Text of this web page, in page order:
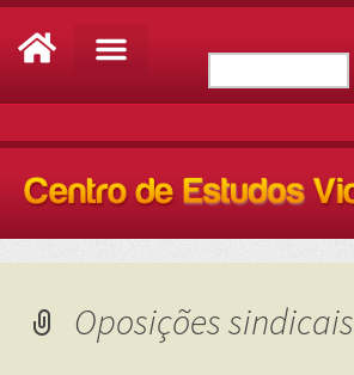
Oposições sindicais